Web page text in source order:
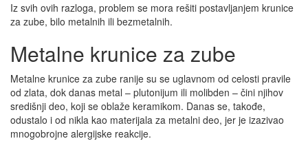
Iz svih ovih razloga, problem se mora rešiti postavljanjem krunice
za zube, bilo metalnih ili bezmetalnih.
Metalne krunice za zube
Metalne krunice za zube ranije su se uglavnom od celosti pravile
od zlata, dok danas metal – plutonijum ili molibden – čini njihov
središnji deo, koji se oblaže keramikom. Danas se, takođe,
odustalo i od nikla kao materijala za metalni deo, jer je izazivao
mnogobrojne alergijske reakcije.